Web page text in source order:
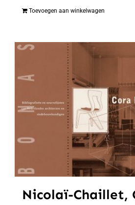
Toevoegen aan winkelwagen
Nicolaï-Chaillet,